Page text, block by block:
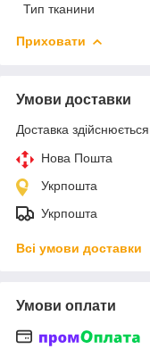
Тип тканини
Приховати
Умови доставки
Доставка
Нова Пошта
Укрпошта
Укрпошта
Всі умови доставки
Умови оплати